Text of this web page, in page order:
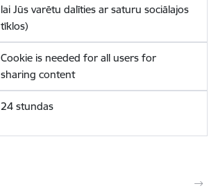
lai Jūs varētu dalīties ar saturu sociālajos
tīklos)
Cookie is needed for all users for
sharing content
24 stundas